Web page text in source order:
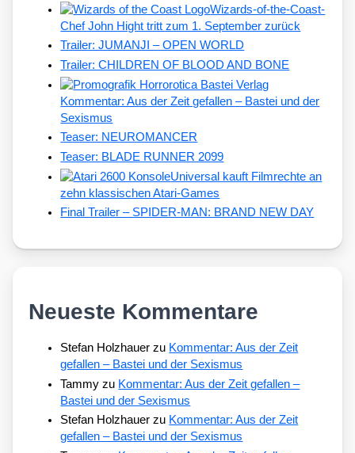
Wizards-of-the-Coast-
Chef John Hight tritt zum 1. September zurück
Trailer: JUMANJI – OPEN WORLD
Trailer: CHILDREN OF BLOOD AND BONE
Kommentar: Aus der Zeit gefallen – Bastei und der
Sexismus
Teaser: NEUROMANCER
Teaser: BLADE RUNNER 2099
Universal kauft Filmrechte an
zehn klassischen Atari-Games
Final Trailer – SPIDER-MAN: BRAND NEW DAY
Neueste Kommentare
Stefan Holzhauer zu Kommentar: Aus der Zeit
gefallen – Bastei und der Sexismus
Tammy zu Kommentar: Aus der Zeit gefallen –
Bastei und der Sexismus
Stefan Holzhauer zu Kommentar: Aus der Zeit
gefallen – Bastei und der Sexismus